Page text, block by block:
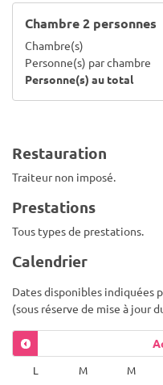
Chambre 2 personnes
Chambre(s)
Personne(s) par chambre
Personne(s) au total
Restauration
Traiteur non imposé.
Prestations
Tous types de prestations.
Calendrier
Dates disponibles indiquées
(sous réserve de mise à jour
L M M